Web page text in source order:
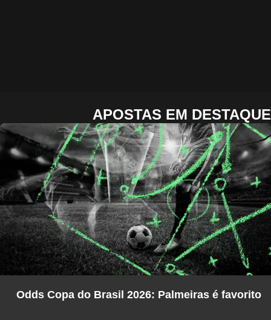
APOSTAS EM DESTAQUE
Odds Copa do Brasil 2026: Palmeiras é favorito